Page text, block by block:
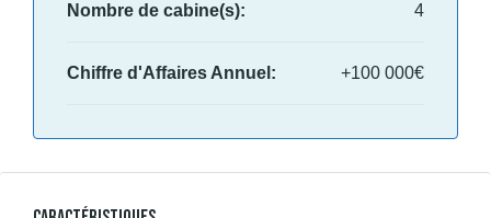
Nombre de cabine(s): 4
Chiffre d'Affaires Annuel: +100 000€